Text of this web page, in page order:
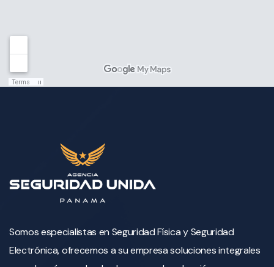
Somos especialistas en Seguridad Física y Seguridad
Electrónica, ofrecemos a su empresa soluciones integrales